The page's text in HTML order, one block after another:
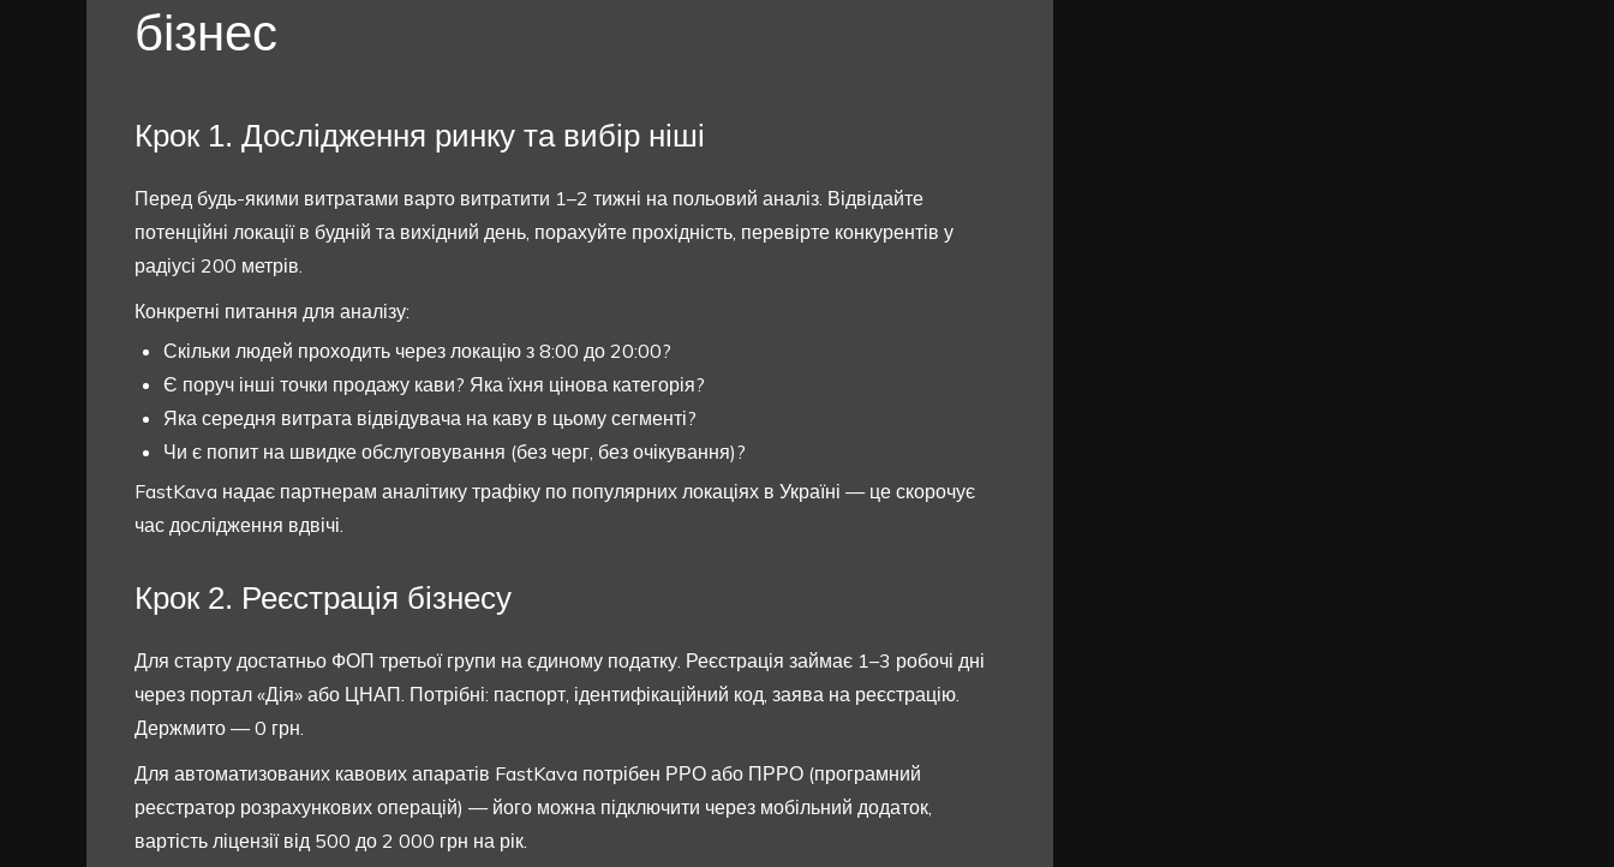
бізнес
Крок 1. Дослідження ринку та вибір ніші
Перед будь-якими витратами варто витратити 1–2 тижні на польовий аналіз. Відвідайте
потенційні локації в будній та вихідний день, порахуйте прохідність, перевірте конкурентів у
радіусі 200 метрів.
Конкретні питання для аналізу:
Скільки людей проходить через локацію з 8:00 до 20:00?
Є поруч інші точки продажу кави? Яка їхня цінова категорія?
Яка середня витрата відвідувача на каву в цьому сегменті?
Чи є попит на швидке обслуговування (без черг, без очікування)?
FastKava надає партнерам аналітику трафіку по популярних локаціях в Україні — це скорочує
час дослідження вдвічі.
Крок 2. Реєстрація бізнесу
Для старту достатньо ФОП третьої групи на єдиному податку. Реєстрація займає 1–3 робочі дні
через портал «Дія» або ЦНАП. Потрібні: паспорт, ідентифікаційний код, заява на реєстрацію.
Держмито — 0 грн.
Для автоматизованих кавових апаратів FastKava потрібен РРО або ПРРО (програмний
реєстратор розрахункових операцій) — його можна підключити через мобільний додаток,
вартість ліцензії від 500 до 2 000 грн на рік.